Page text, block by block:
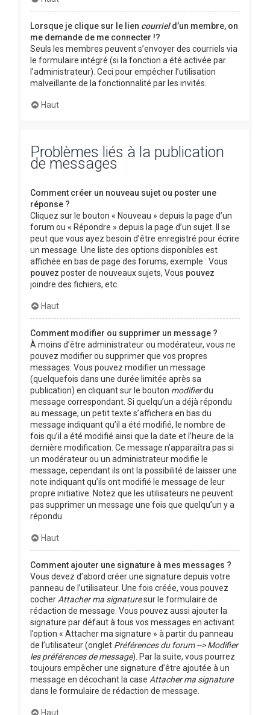
Lorsque je clique sur le lien courrield’un membre, on
me demande de me connecter !?
Seuls les membres peuvent s’envoyer des courriels via
le formulaire intégré (si la fonction a été activée par
l’administrateur). Ceci pour empêcher l’utilisation
malveillante de la fonctionnalité par les invités.
Haut
Problèmes liés à la publication
de messages
Comment créer un nouveau sujet ou poster une
réponse ?
Cliquez sur le bouton « Nouveau » depuis la page d’un
forum ou « Répondre » depuis la page d’un sujet. Il se
peut que vous ayez besoin d’être enregistré pour écrire
un message. Une liste des options disponibles est
affichée en bas de page des forums, exemple : Vous
pouvez poster de nouveaux sujets, Vous pouvez
joindre des fichiers, etc.
Haut
Comment modifier ou supprimer un message ?
À moins d’être administrateur ou modérateur, vous ne
pouvez modifier ou supprimer que vos propres
messages. Vous pouvez modifier un message
(quelquefois dans une durée limitée après sa
publication) en cliquant sur le bouton modifierdu
message correspondant. Si quelqu’un a déjà répondu
au message, un petit texte s’affichera en bas du
message indiquant qu’il a été modifié, le nombre de
fois qu’il a été modifié ainsi que la date et l’heure de la
dernière modification. Ce message n’apparaîtra pas si
un modérateur ou un administrateur modifie le
message, cependant ils ont la possibilité de laisser une
note indiquant qu’ils ont modifié le message de leur
propre initiative. Notez que les utilisateurs ne peuvent
pas supprimer un message une fois que quelqu’un y a
répondu.
Haut
Comment ajouter une signature à mes messages ?
Vous devez d’abord créer une signature depuis votre
panneau de l’utilisateur. Une fois créée, vous pouvez
cocher Attacher ma signaturesur le formulaire de
rédaction de message. Vous pouvez aussi ajouter la
signature par défaut à tous vos messages en activant
l’option « Attacher ma signature » à partir du panneau
de l’utilisateur (onglet Préférences du forum --> Modifier
les préférences de message). Par la suite, vous pourrez
toujours empêcher une signature d’être ajoutée à un
message en décochant la case Attacher ma signature
dans le formulaire de rédaction de message.
Haut